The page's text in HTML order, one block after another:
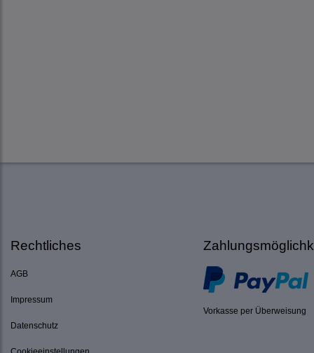
Rechtliches
AGB
Impressum
Datenschutz
Vorkasse per Überweisung